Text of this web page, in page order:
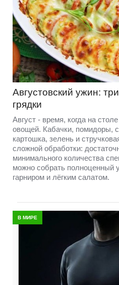
Августовский ужин:
грядки
Август - время, когда на
овощей. Кабачки, помидоры,
картошка, зелень и
сложной обработки:
минимального количества
можно собрать полноценный
гарниром и лёгким салатом.
В МИРЕ